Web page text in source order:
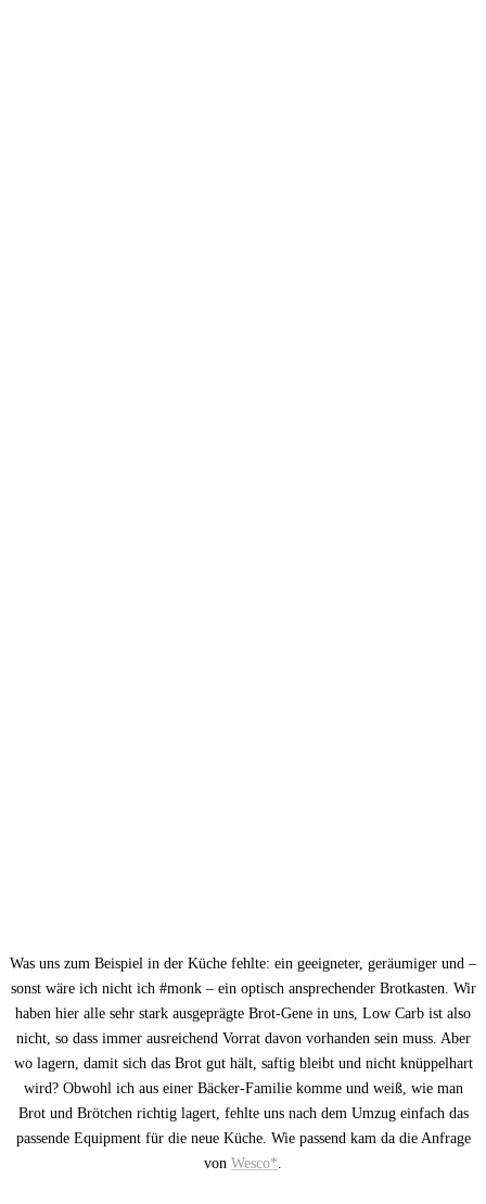
Was uns zum Beispiel in der Küche fehlte: ein geeigneter, geräumiger und –
sonst wäre ich nicht ich #monk – ein optisch ansprechender Brotkasten. Wir
haben hier alle sehr stark ausgeprägte Brot-Gene in uns, Low Carb ist also
nicht, so dass immer ausreichend Vorrat davon vorhanden sein muss. Aber
wo lagern, damit sich das Brot gut hält, saftig bleibt und nicht knüppelhart
wird? Obwohl ich aus einer Bäcker-Familie komme und weiß, wie man
Brot und Brötchen richtig lagert, fehlte uns nach dem Umzug einfach das
passende Equipment für die neue Küche. Wie passend kam da die Anfrage
von Wesco*.